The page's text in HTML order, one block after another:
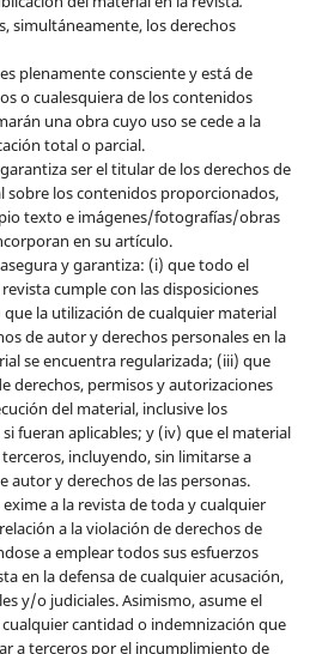
simultáneamente, los derechos
plenamente consciente y está de
o cualesquiera de los contenidos
una obra cuyo uso se cede a la
total o parcial.
ser el titular de los derechos de
sobre los contenidos proporcionados,
texto e imágenes/fotografías/obras
en su artículo.
y garantiza: (i) que todo el
cumple con las disposiciones
que la utilización de cualquier material
de autor y derechos personales en la
se encuentra regularizada; (iii) que
derechos, permisos y autorizaciones
del material, inclusive los
fueran aplicables; y (iv) que el material
incluyendo, sin limitarse a
autor y derechos de las personas.
a la revista de toda y cualquier
a la violación de derechos de
a emplear todos sus esfuerzos
en la defensa de cualquier acusación,
y/o judiciales. Asimismo, asume el
cantidad o indemnización que
a terceros por el incumplimiento de